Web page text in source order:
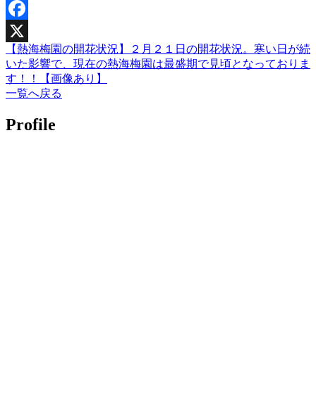
Facebook
X【熱海梅園の開花状況】２月２１日の開花状況。寒い日が続
いた影響で、現在の熱海梅園は最盛期で見頃となっておりま
す！！【画像あり】
一覧へ戻る
Profile